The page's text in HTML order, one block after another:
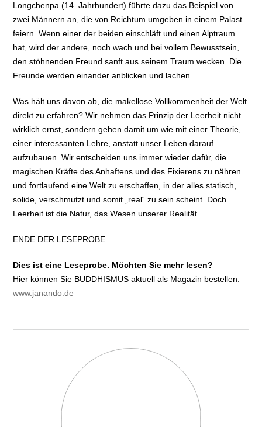
Longchenpa (14. Jahrhundert) führte dazu das Beispiel von
zwei Männern an, die von Reichtum umgeben in einem Palast
feiern. Wenn einer der beiden einschläft und einen Alptraum
hat, wird der andere, noch wach und bei vollem Bewusstsein,
den stöhnenden Freund sanft aus seinem Traum wecken. Die
Freunde werden einander anblicken und lachen.
Was hält uns davon ab, die makellose Vollkommenheit der Welt
direkt zu erfahren? Wir nehmen das Prinzip der Leerheit nicht
wirklich ernst, sondern gehen damit um wie mit einer Theorie,
einer interessanten Lehre, anstatt unser Leben darauf
aufzubauen. Wir entscheiden uns immer wieder dafür, die
magischen Kräfte des Anhaftens und des Fixierens zu nähren
und fortlaufend eine Welt zu erschaffen, in der alles statisch,
solide, verschmutzt und somit „real“ zu sein scheint. Doch
Leerheit ist die Natur, das Wesen unserer Realität.
ENDE DER LESEPROBE
Dies ist eine Leseprobe. Möchten Sie mehr lesen?
Hier können Sie BUDDHISMUS aktuell als Magazin bestellen:
www.janando.de